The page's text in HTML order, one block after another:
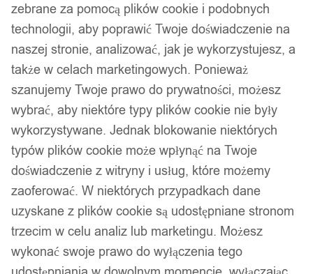
zebrane za pomocą plików cookie i podobnych
technologii, aby poprawić Twoje doświadczenie na
naszej stronie, analizować, jak je wykorzystujesz, a
także w celach marketingowych. Ponieważ
szanujemy Twoje prawo do prywatności, możesz
wybrać, aby niektóre typy plików cookie nie były
wykorzystywane. Jednak blokowanie niektórych
typów plików cookie może wpłynąć na Twoje
doświadczenie z witryny i usług, które możemy
zaoferować. W niektórych przypadkach dane
uzyskane z plików cookie są udostępniane stronom
trzecim w celu analiz lub marketingu. Możesz
wykonać swoje prawo do wyłączenia tego